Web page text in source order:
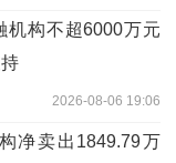
机构不超6000万元
2026-08-06 19:06
净卖出1849.79万